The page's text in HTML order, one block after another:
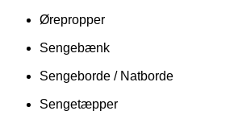
Ørepropper
Sengebænk
Sengeborde / Natborde
Sengetæpper